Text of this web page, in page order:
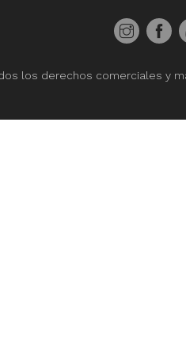
los derechos comerciales y